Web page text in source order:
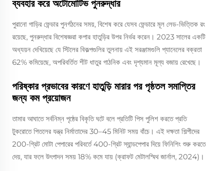
ব্যবহার করে অটোমোটিভ পুনরুদ্ধার
পুরানো গাড়ির ফেন্ডার পুনর্গঠনের সময়, বিশেষ করে যেসব ফেন্ডারে মূল লেড-ভিত্তিক রং
রয়েছে, পুনরুদ্ধার বিশেষজ্ঞরা কপার হাতুড়ির উপর নির্ভর করেন। 2023 সালের একটি
অধ্যয়ন দেখিয়েছে যে স্টিলের বিকল্পগুলির তুলনায় এই সরঞ্জামগুলি প্যানেলের বক্রতা
62% কমিয়েছে, অপরিবর্তিত শীট ধাতুর গাঠনিক এবং দৃশ্যমান মূল্য বজায় রেখেছে।
পরিষ্কার প্রভাবের কারণে হাতুড়ি মারার পর পৃষ্ঠতল সমাপ্তির
জন্য কম প্রয়োজন
তামার আঘাতে সর্বনিম্ন পৃষ্ঠের বিকৃতি ঘটে বলে প্রতিটি পিস পুলিশ করতে প্রতি
টুকরোতে পিতলের যন্ত্র নির্মাতাদের 30–45 মিনিট সময় বাঁচে। এই দক্ষতা শিল্পীদের
200-গ্রিট মোটা পেপারের পরিবর্তে 400-গ্রিট স্যান্ডপেপার দিয়ে ফিনিশিং শুরু করতে
দেয়, যার ফলে উৎপাদন সময় 18% কমে যায় (ক্রাফট মেটালস্মিথ জার্নাল, 2024)।